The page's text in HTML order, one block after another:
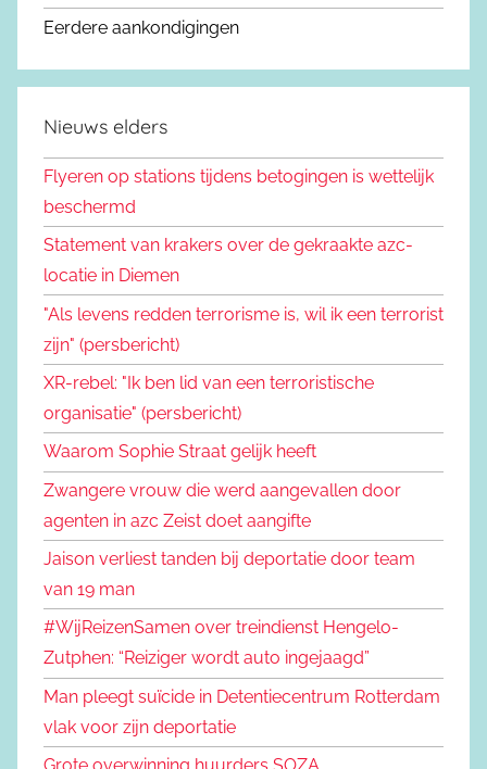
Eerdere aankondigingen
Nieuws elders
Flyeren op stations tijdens betogingen is wettelijk
beschermd
Statement van krakers over de gekraakte azc-
locatie in Diemen
"Als levens redden terrorisme is, wil ik een terrorist
zijn" (persbericht)
XR-rebel: "Ik ben lid van een terroristische
organisatie" (persbericht)
Waarom Sophie Straat gelijk heeft
Zwangere vrouw die werd aangevallen door
agenten in azc Zeist doet aangifte
Jaison verliest tanden bij deportatie door team
van 19 man
#WijReizenSamen over treindienst Hengelo-
Zutphen: “Reiziger wordt auto ingejaagd”
Man pleegt suïcide in Detentiecentrum Rotterdam
vlak voor zijn deportatie